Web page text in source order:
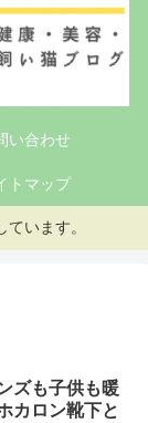
い合わせ
トマップ
います。
ズも子供も暖
カロン靴下と